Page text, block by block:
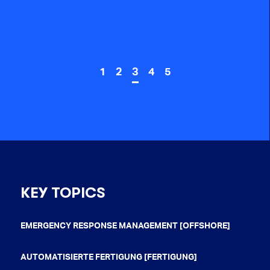
1 2 3 4 5
KEY TOPICS
EMERGENCY RESPONSE MANAGEMENT [OFFSHORE]
AUTOMATISIERTE FERTIGUNG [FERTIGUNG]